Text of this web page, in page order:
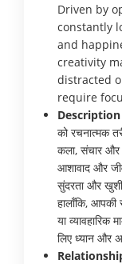
Driven by
constantly
and
creativity
distracted
require
को रचनात्मक
कला, संचार और
आशावाद और
सुंदरता और
हालाँकि,
या
लिए ध्यान और